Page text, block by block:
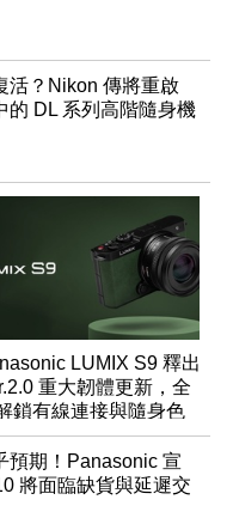
活？Nikon 傳將重啟
的 DL 系列高階隨身機
LUMIX S9 釋出
重大韌體更新，全
鎖有線連接與隨身色
輯
預期！Panasonic 宣
將面臨缺貨與延遲交